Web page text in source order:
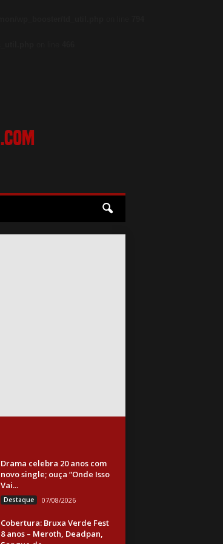
Drama celebra 20 anos com
novo single; ouça “Onde Isso
Vai...
Destaque 07/08/2026
Cobertura: Bruxa Verde Fest
8 anos – Meroth, Deadpan,